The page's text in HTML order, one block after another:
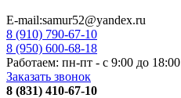
E-mail:samur52@yandex.ru
8 (910) 790-67-10
8 (950) 600-68-18
Работаем: пн-пт - с 9:00 до 18:00
Заказать звонок
8 (831) 410-67-10